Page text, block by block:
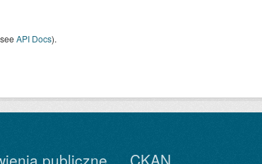
API Docs).
publiczne CKAN